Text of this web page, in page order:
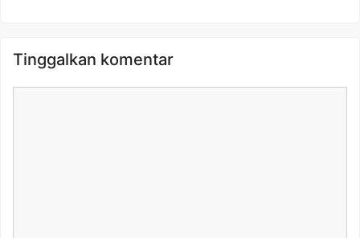
Tinggalkan komentar